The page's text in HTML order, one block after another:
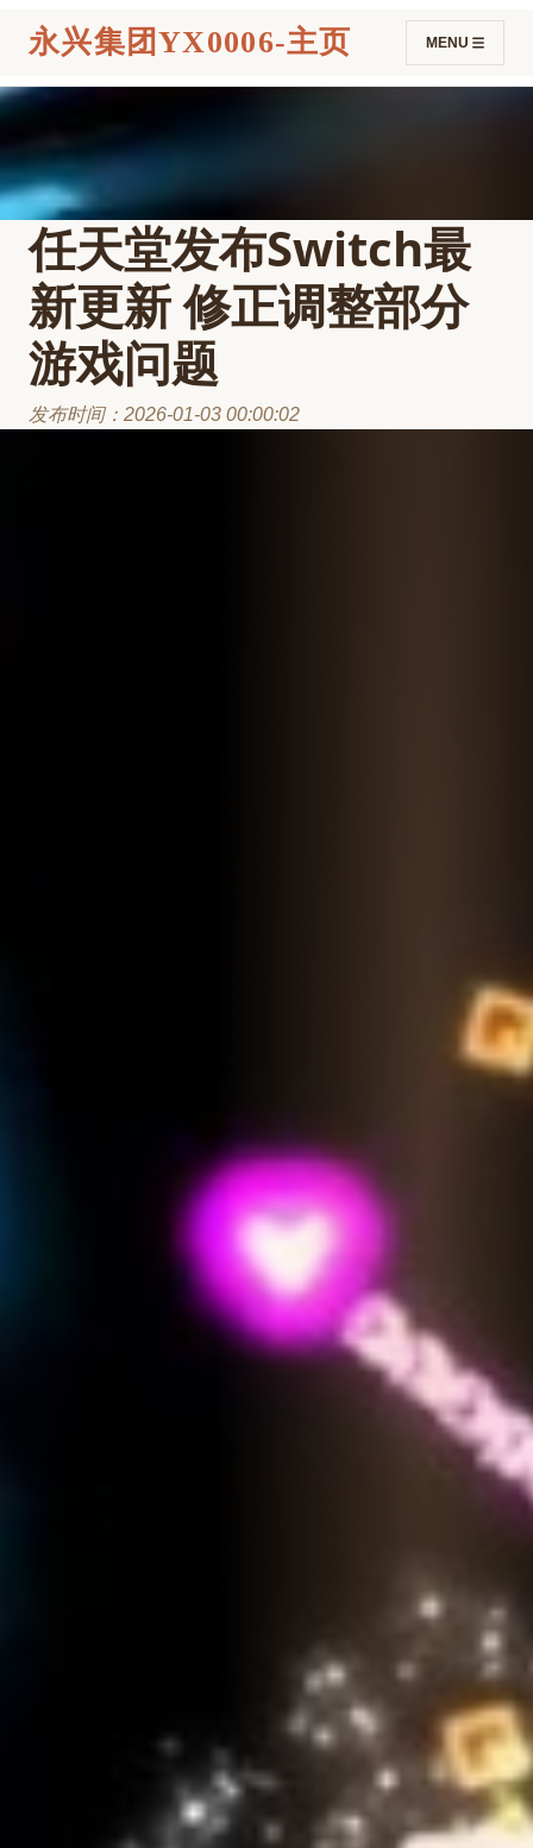
永兴集团YX0006-主页 MENU
任天堂发布Switch最
新更新 修正调整部分
游戏问题
发布时间：2026-01-03 00:00:02